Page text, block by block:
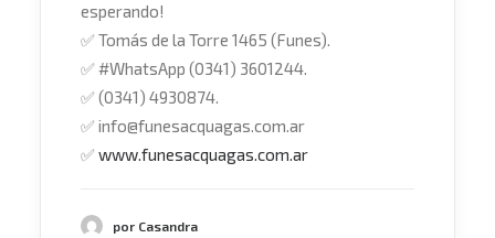
esperando!
✅Tomás de la Torre 1465 (Funes).
✅#WhatsApp (0341) 3601244.
✅(0341) 4930874.
✅info@funesacquagas.com.ar
✅www.funesacquagas.com.ar
por Casandra